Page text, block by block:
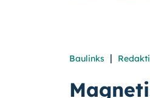
Baulinks |